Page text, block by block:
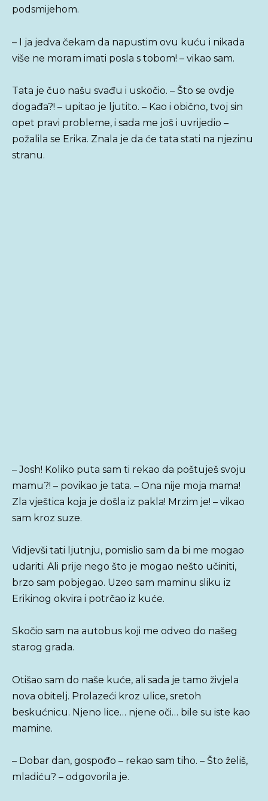
podsmijehom.
– I ja jedva čekam da napustim ovu kuću i nikada
više ne moram imati posla s tobom! – vikao sam.
Tata je čuo našu svađu i uskočio. – Što se ovdje
događa?! – upitao je ljutito. – Kao i obično, tvoj sin
opet pravi probleme, i sada me još i uvrijedio –
požalila se Erika. Znala je da će tata stati na njezinu
stranu.
– Josh! Koliko puta sam ti rekao da poštuješ svoju
mamu?! – povikao je tata. – Ona nije moja mama!
Zla vještica koja je došla iz pakla! Mrzim je! – vikao
sam kroz suze.
Vidjevši tati ljutnju, pomislio sam da bi me mogao
udariti. Ali prije nego što je mogao nešto učiniti,
brzo sam pobjegao. Uzeo sam maminu sliku iz
Erikinog okvira i potrčao iz kuće.
Skočio sam na autobus koji me odveo do našeg
starog grada.
Otišao sam do naše kuće, ali sada je tamo živjela
nova obitelj. Prolazeći kroz ulice, sretoh
beskućnicu. Njeno lice… njene oči… bile su iste kao
mamine.
– Dobar dan, gospođo – rekao sam tiho. – Što želiš,
mladiću? – odgovorila je.